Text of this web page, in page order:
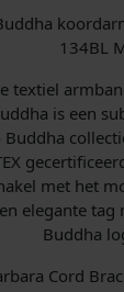
134BL
textiel
is een
met het
elegante
Buddha
Cord